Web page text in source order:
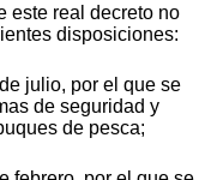
este real decreto no
disposiciones:
julio, por el que se
de seguridad y
de pesca;